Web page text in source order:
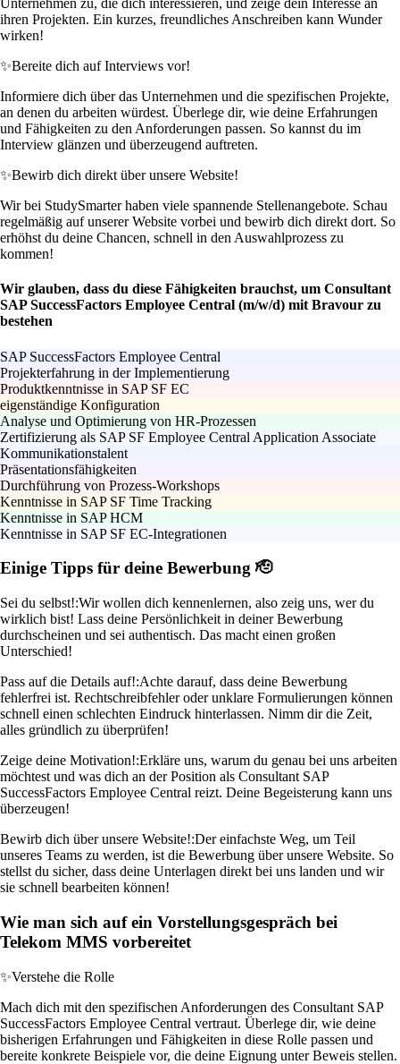
Unternehmen zu, die dich interessieren, und zeige dein Interesse an
ihren Projekten. Ein kurzes, freundliches Anschreiben kann Wunder
wirken!
✨Bereite dich auf Interviews vor!
Informiere dich über das Unternehmen und die spezifischen Projekte,
an denen du arbeiten würdest. Überlege dir, wie deine Erfahrungen
und Fähigkeiten zu den Anforderungen passen. So kannst du im
Interview glänzen und überzeugend auftreten.
✨Bewirb dich direkt über unsere Website!
Wir bei StudySmarter haben viele spannende Stellenangebote. Schau
regelmäßig auf unserer Website vorbei und bewirb dich direkt dort. So
erhöhst du deine Chancen, schnell in den Auswahlprozess zu
kommen!
Wir glauben, dass du diese Fähigkeiten brauchst, um Consultant
SAP SuccessFactors Employee Central (m/w/d) mit Bravour zu
bestehen
SAP SuccessFactors Employee Central
Projekterfahrung in der Implementierung
Produktkenntnisse in SAP SF EC
eigenständige Konfiguration
Analyse und Optimierung von HR-Prozessen
Zertifizierung als SAP SF Employee Central Application Associate
Kommunikationstalent
Präsentationsfähigkeiten
Durchführung von Prozess-Workshops
Kenntnisse in SAP SF Time Tracking
Kenntnisse in SAP HCM
Kenntnisse in SAP SF EC-Integrationen
Einige Tipps für deine Bewerbung 🫡
Sei du selbst!:Wir wollen dich kennenlernen, also zeig uns, wer du
wirklich bist! Lass deine Persönlichkeit in deiner Bewerbung
durchscheinen und sei authentisch. Das macht einen großen
Unterschied!
Pass auf die Details auf!:Achte darauf, dass deine Bewerbung
fehlerfrei ist. Rechtschreibfehler oder unklare Formulierungen können
schnell einen schlechten Eindruck hinterlassen. Nimm dir die Zeit,
alles gründlich zu überprüfen!
Zeige deine Motivation!:Erkläre uns, warum du genau bei uns arbeiten
möchtest und was dich an der Position als Consultant SAP
SuccessFactors Employee Central reizt. Deine Begeisterung kann uns
überzeugen!
Bewirb dich über unsere Website!:Der einfachste Weg, um Teil
unseres Teams zu werden, ist die Bewerbung über unsere Website. So
stellst du sicher, dass deine Unterlagen direkt bei uns landen und wir
sie schnell bearbeiten können!
Wie man sich auf ein Vorstellungsgespräch bei
Telekom MMS vorbereitet
✨Verstehe die Rolle
Mach dich mit den spezifischen Anforderungen des Consultant SAP
SuccessFactors Employee Central vertraut. Überlege dir, wie deine
bisherigen Erfahrungen und Fähigkeiten in diese Rolle passen und
bereite konkrete Beispiele vor, die deine Eignung unter Beweis stellen.